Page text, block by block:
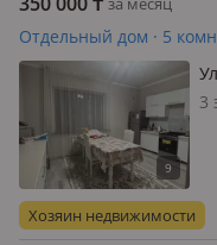
Отдельный дом · 5
3
Хозяин недвижимости